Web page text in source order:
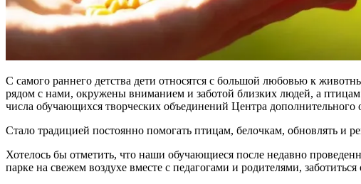
С самого раннего детства дети относятся с большой любовью к
рядом с нами, окружены вниманием и заботой близких людей, а
числа обучающихся творческих объединений Центра
Стало традицией постоянно помогать птицам, белочкам, обновлять и
Хотелось бы отметить, что наши обучающиеся после недавно
парке на свежем воздухе вместе с педагогами и родителями,